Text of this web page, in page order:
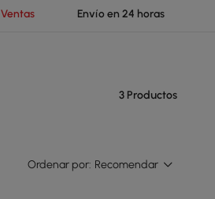
Ventas Envío en 24 horas
3 Productos
Ordenar por: Recomendar